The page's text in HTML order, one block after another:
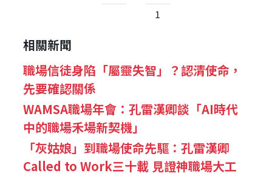
1
相關新聞
職場信徒身陷「屬靈失智」？認清使命，
先要確認關係
WAMSA職場年會：孔雷漢卿談「AI時代
中的職場禾場新契機」
「灰姑娘」到職場使命先驅：孔雷漢卿
Called to Work三十載 見證神職場大工